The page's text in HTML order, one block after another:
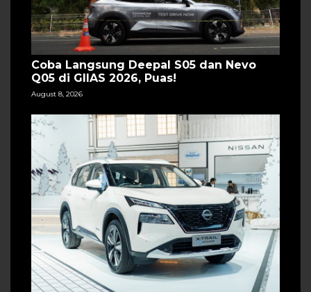
Coba Langsung Deepal S05 dan Nevo
Q05 di GIIAS 2026, Puas!
August 8, 2026